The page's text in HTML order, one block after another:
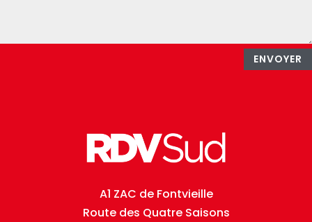
ENVOYER
A1 ZAC de Fontvieille
Route des Quatre Saisons